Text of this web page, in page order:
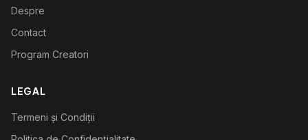
Despre
Contact
Program Creatori
LEGAL
Termeni și Condiții